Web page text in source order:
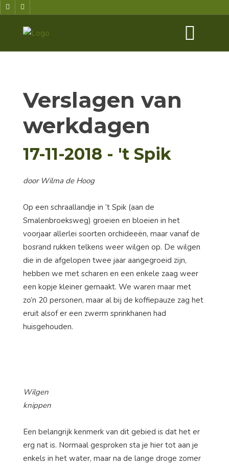
Verslagen van
werkdagen
17-11-2018 - 't Spik
door Wilma de Hoog
Op een schraallandje in ’t Spik (aan de
Smalenbroeksweg) groeien en bloeien in het
voorjaar allerlei soorten orchideeën, maar vanaf de
bosrand rukken telkens weer wilgen op. De wilgen
die in de afgelopen twee jaar aangegroeid zijn,
hebben we met scharen en een enkele zaag weer
een kopje kleiner gemaakt. We waren maar met
zo’n 20 personen, maar al bij de koffiepauze zag het
eruit alsof er een zwerm sprinkhanen had
huisgehouden.
Wilgen
knippen
Een belangrijk kenmerk van dit gebied is dat het er
erg nat is. Normaal gesproken sta je hier tot aan je
enkels in het water, maar na de lange droge zomer